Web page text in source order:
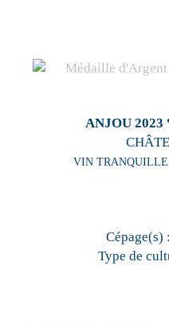
ANJOU 2023
VIN TRANQUILLE
Cépage(s) :
Type de